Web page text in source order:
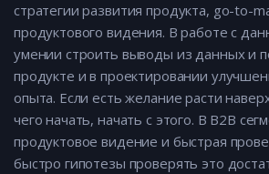
стратегии развития продукта, go-to-
продуктового видения. В работе с
умении строить выводы из данных и
продукте и в проектировании
опыта. Если есть желание расти
чего начать, начать с этого. В B2B
продуктовое видение и быстрая
быстро гипотезы проверять это